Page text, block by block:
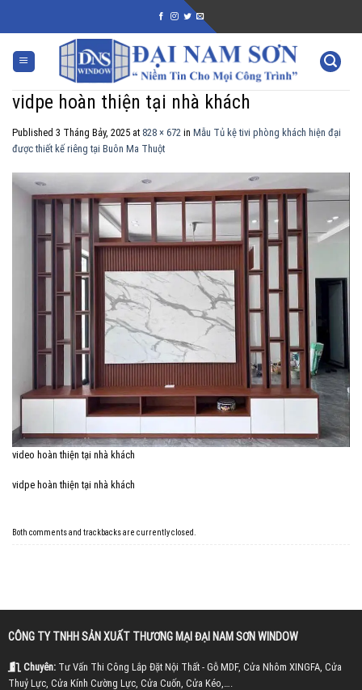
vidpe hoàn thiện tại nhà khách
Published 3 Tháng Bảy, 2025 at 828 × 672 in Mẫu Tủ kệ tivi phòng khách hiện đại
được thiết kế riêng tại Buôn Ma Thuột
video hoàn thiện tại nhà khách
vidpe hoàn thiện tại nhà khách
Both comments and trackbacks are currently closed.
CÔNG TY TNHH SẢN XUẤT THƯƠNG MẠI ĐẠI NAM SƠN WINDOW
Chuyên:Tư Vấn Thi Công Lắp Đặt Nội Thất - Gỗ MDF, Cửa Nhôm XINGFA, Cửa
Thuỷ Lực, Cửa Kính Cường Lực, Cửa Cuốn, Cửa Kéo,….